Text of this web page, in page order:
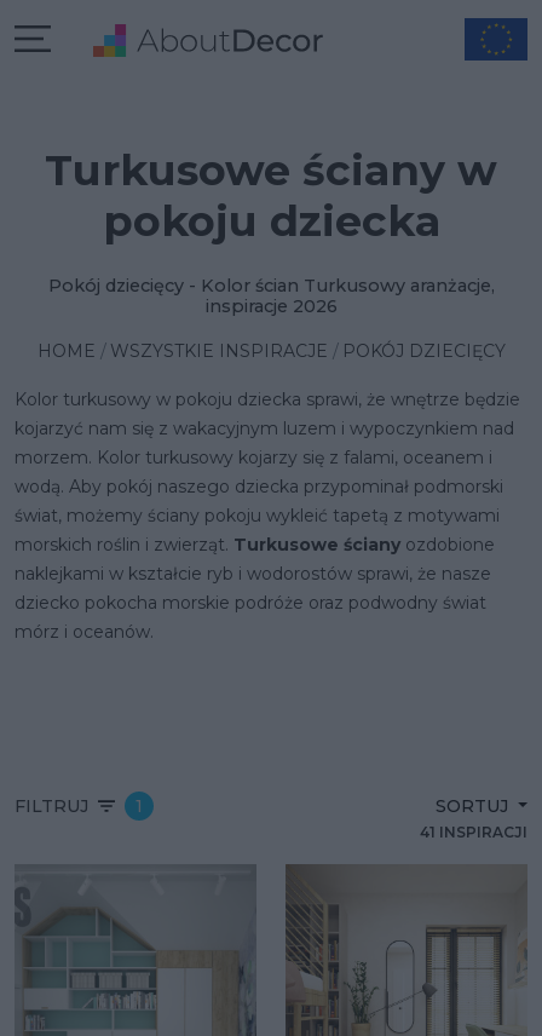
Turkusowe ściany w
pokoju dziecka
Pokój dziecięcy - Kolor ścian Turkusowy aranżacje,
inspiracje 2026
HOME WSZYSTKIE INSPIRACJE POKÓJ DZIECIĘCY
Kolor turkusowy w pokoju dziecka sprawi, że wnętrze będzie
kojarzyć nam się z wakacyjnym luzem i wypoczynkiem nad
morzem. Kolor turkusowy kojarzy się z falami, oceanem i
wodą. Aby pokój naszego dziecka przypominał podmorski
świat, możemy ściany pokoju wykleić tapetą z motywami
morskich roślin i zwierząt. Turkusowe ściany ozdobione
naklejkami w kształcie ryb i wodorostów sprawi, że nasze
dziecko pokocha morskie podróże oraz podwodny świat
mórz i oceanów.
FILTRUJ 1 SORTUJ
41 INSPIRACJI